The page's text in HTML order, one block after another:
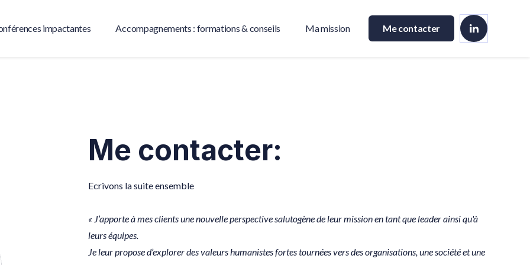
impactantes Accompagnements : formations & conseils Ma mission Me contacter
Me contacter:
Ecrivons la suite ensemble
« J’apporte à mes clients une nouvelle perspective salutogène de leur mission en tant que leader ainsi qu'à
leurs équipes.
Je leur propose d’explorer des valeurs humanistes fortes tournées vers des organisations, une société et une